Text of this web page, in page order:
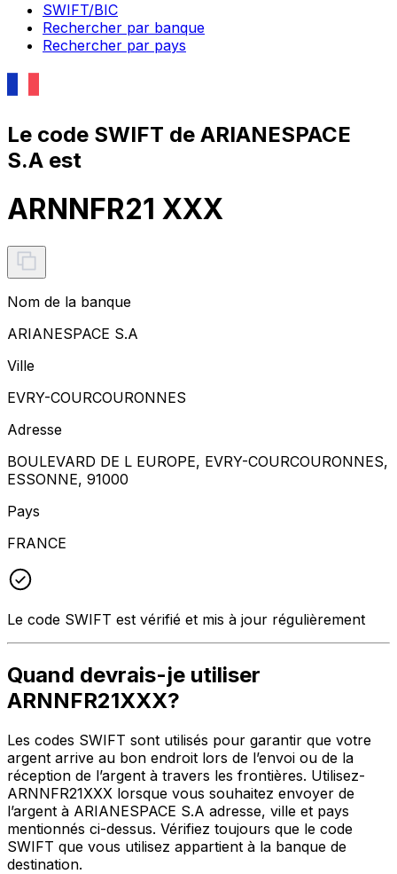
SWIFT/BIC
Rechercher par banque
Rechercher par pays
Le code SWIFT de ARIANESPACE
S.A est
ARNNFR21 XXX
Nom de la banque
ARIANESPACE S.A
Ville
EVRY-COURCOURONNES
Adresse
BOULEVARD DE L EUROPE, EVRY-COURCOURONNES,
ESSONNE, 91000
Pays
FRANCE
Le code SWIFT est vérifié et mis à jour régulièrement
Quand devrais-je utiliser
ARNNFR21XXX?
Les codes SWIFT sont utilisés pour garantir que votre
argent arrive au bon endroit lors de l’envoi ou de la
réception de l’argent à travers les frontières. Utilisez-
ARNNFR21XXX lorsque vous souhaitez envoyer de
l’argent à ARIANESPACE S.A adresse, ville et pays
mentionnés ci-dessus. Vérifiez toujours que le code
SWIFT que vous utilisez appartient à la banque de
destination.